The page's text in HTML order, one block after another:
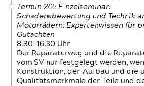
Termin 2/2: Einzelseminar:
Schadensbewertung und Technik
Motorrädern: Expertenwissen für
Gutachten
8.30—16.30 Uhr
Der Reparaturweg und die
vom SV nur festgelegt werden,
Konstruktion, den Aufbau und die
Qualitätsmerkmale der Teile und